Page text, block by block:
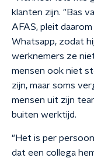
klanten zijn. "Bas
AFAS, pleit
Whatsapp, zodat
werknemers ze
mensen ook niet
zijn, maar soms
mensen uit zijn
buiten werktijd.
"Het is per
dat een collega